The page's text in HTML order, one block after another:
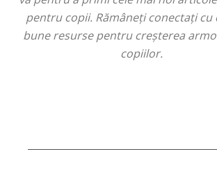
pentru copii. Rămâneți conectați cu
bune resurse pentru creșterea
copiilor.